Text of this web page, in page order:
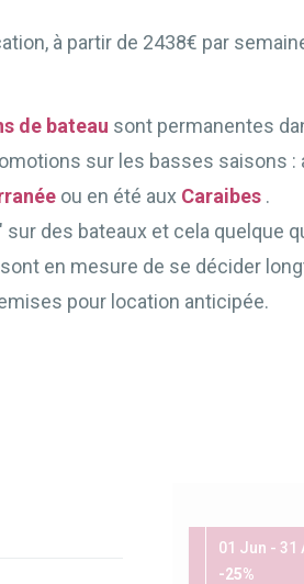
à partir de 2438€ par
de bateau sont permanentes
sur les basses saisons :
ou en été aux Caraibes .
des bateaux et cela quelque
en mesure de se décider
pour location anticipée.
01 Jun - 31
-25%